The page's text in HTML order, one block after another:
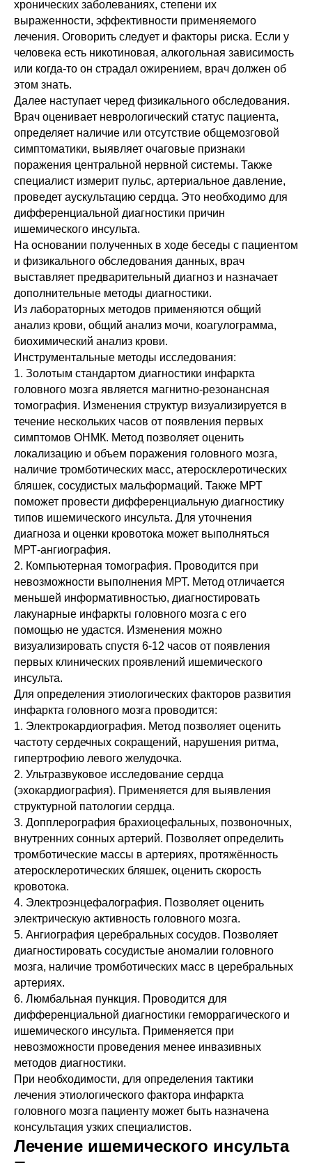
хронических заболеваниях, степени их
выраженности, эффективности применяемого
лечения. Оговорить следует и факторы риска. Если у
человека есть никотиновая, алкогольная зависимость
или когда-то он страдал ожирением, врач должен об
этом знать.
Далее наступает черед физикального обследования.
Врач оценивает неврологический статус пациента,
определяет наличие или отсутствие общемозговой
симптоматики, выявляет очаговые признаки
поражения центральной нервной системы. Также
специалист измерит пульс, артериальное давление,
проведет аускультацию сердца. Это необходимо для
дифференциальной диагностики причин
ишемического инсульта.
На основании полученных в ходе беседы с пациентом
и физикального обследования данных, врач
выставляет предварительный диагноз и назначает
дополнительные методы диагностики.
Из лабораторных методов применяются общий
анализ крови, общий анализ мочи, коагулограмма,
биохимический анализ крови.
Инструментальные методы исследования:
1. Золотым стандартом диагностики инфаркта
головного мозга является магнитно-резонансная
томография. Изменения структур визуализируется в
течение нескольких часов от появления первых
симптомов ОНМК. Метод позволяет оценить
локализацию и объем поражения головного мозга,
наличие тромботических масс, атеросклеротических
бляшек, сосудистых мальформаций. Также МРТ
поможет провести дифференциальную диагностику
типов ишемического инсульта. Для уточнения
диагноза и оценки кровотока может выполняться
МРТ-ангиография.
2. Компьютерная томография. Проводится при
невозможности выполнения МРТ. Метод отличается
меньшей информативностью, диагностировать
лакунарные инфаркты головного мозга с его
помощью не удастся. Изменения можно
визуализировать спустя 6-12 часов от появления
первых клинических проявлений ишемического
инсульта.
Для определения этиологических факторов развития
инфаркта головного мозга проводится:
1. Электрокардиография. Метод позволяет оценить
частоту сердечных сокращений, нарушения ритма,
гипертрофию левого желудочка.
2. Ультразвуковое исследование сердца
(эхокардиография). Применяется для выявления
структурной патологии сердца.
3. Допплерография брахиоцефальных, позвоночных,
внутренних сонных артерий. Позволяет определить
тромботические массы в артериях, протяжённость
атеросклеротических бляшек, оценить скорость
кровотока.
4. Электроэнцефалография. Позволяет оценить
электрическую активность головного мозга.
5. Ангиография церебральных сосудов. Позволяет
диагностировать сосудистые аномалии головного
мозга, наличие тромботических масс в церебральных
артериях.
6. Люмбальная пункция. Проводится для
дифференциальной диагностики геморрагического и
ишемического инсульта. Применяется при
невозможности проведения менее инвазивных
методов диагностики.
При необходимости, для определения тактики
лечения этиологического фактора инфаркта
головного мозга пациенту может быть назначена
консультация узких специалистов.
Лечение ишемического инсульта